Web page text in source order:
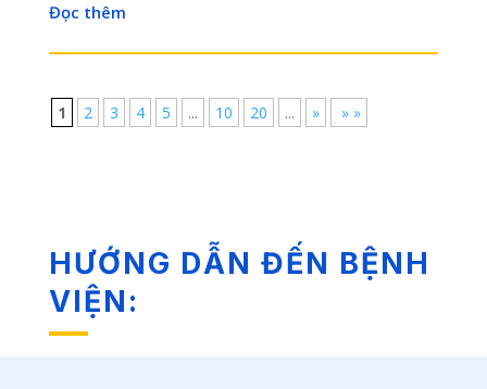
Đọc thêm
1 2 3 4 5 ... 10 20 ... » » »
HƯỚNG DẪN ĐẾN BỆNH
VIỆN: